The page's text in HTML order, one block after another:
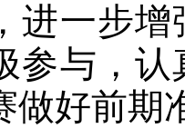
进一步
参与，
做好前期